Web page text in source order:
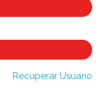
Recuperar Usuario